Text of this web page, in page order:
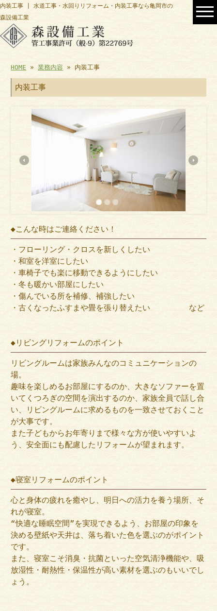
内装工事 | 水道工事・水回りリフォーム・内装工事なら亀岡市の
森設備工業
HOME »業務内容 » 内装工事
内装工事
◆こんな時はご連絡ください！
・フローリング・クロスを新しくしたい
・和室を洋室にしたい
・車椅子でも楽に移動できるようにしたい
・冬も暖かい部屋にしたい
・傷んでいる所を補修、補強したい
・古くなったふすまや畳を張り替えたい など
◆リビングリフォームのポイント
リビングルームは家族みんなのコミュニケーションの
場。
趣味を楽しめるお部屋にするのか、大きなソファーを置
いてくつろぎの空間を演出するのか、家族全員で話し合
い、リビングルームに求めるものを一致させておくこと
が大事です。
また子どもからお年寄りまで様々な方が使いやすいよ
う、安全面にも配慮したリフォームが望まれます。
◆寝室リフォームのポイント
心と身体の疲れを癒やし、明日への活力を養う場所、そ
れが寝室。
“快適な睡眠空間”を実現できるよう、お部屋の印象を
決める壁紙や天井は、落ち着いた色を選ぶのがポイント
です。
また、寝室こそ消臭・抗菌といった空気清浄機能や、吸
放湿性・耐熱性・保温性が高い素材を選ぶのもいいでし
ょう。